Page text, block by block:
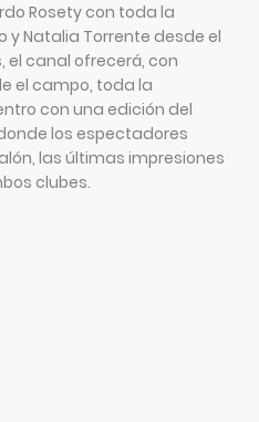
Rosety con toda la
Natalia Torrente desde el
el canal ofrecerá, con
el campo, toda la
con una edición del
los espectadores
las últimas impresiones
clubes.